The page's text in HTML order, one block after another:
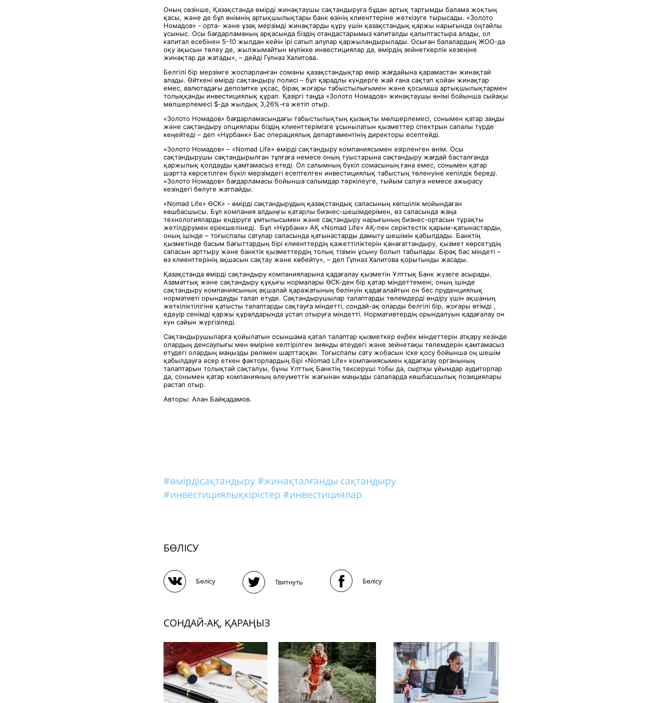
Оның сөзінше, Қазақстанда өмірді жинақтаушы сақтандыруға бұдан артық тартымды балама жоқтың
қасы, және де бұл өнімнің артықшылықтары банк өзінің клиенттеріне жеткізуге тырысады. «Золото
Номадов» - орта- және ұзақ мерзімді жинақтарды құру үшін қазақстандық қаржы нарығында оңтайлы
ұсыныс. Осы бағдарламаның арқасында біздің отандастарымыз капиталды қалыптастыра алады, ол
капитал есебінен 5-10 жылдан кейін ірі сатып алулар қаржыландырылады. Осыған балалардың ЖОО-да
оқу ақысын төлеу де, жылжымайтын мүлікке инвестициялар да, өмірдің зейнеткерлік кезеңіне
жинақтар да жатады», – дейді Гүлназ Халитова.
Белгілі бір мерзімге жоспарланған соманы қазақстандықтар өмір жағдайына қарамастан жинақтай
алады. Өйткені өмірді сақтандыру полисі – бұл қарадлы күндерге жай ғана сақтап қойан жинақтар
емес, валютадағы депозитке ұқсас, бірақ жоғары табыстылығымен және қосымша артықшылықтармен
толыққанды инвестициялық құрал. Қазіргі таңда «Золото Номадов» жинақтаушы өнімі бойынша сыйақы
мөлшерлемесі $-да жылдық 3,26%-ға жетіп отыр.
«Золото Номадов» бағдарламасындағы табыстылықтың қызықты мөлшерлемесі, сонымен қатар заңды
және сақтандыру опциялары біздің клиенттерімізге ұсынылатын қызметтер спектрын сапалы түрде
кеңейтеді – деп «Нұрбанк» Бас операциялық департаментінің директоры есептейді.
«Золото Номадов» – «Nomad Life» өмірді сақтандыру компаниясымен әзірленген өнім. Осы
сақтандырушы сақтандырылған тұлғаға немесе оның туыстарына сақтандыру жағдай басталғанда
қаржылық қолдауды қамтамасыз етеді. Ол салымның бүкіл сомасының ғана емес, сонымен қатар
шартта көрсетілген бүкіл мерзімдегі есептелген инвестициялық табыстың төленуіне кепілдік береді.
«Золото Номадов» бағдарламасы бойынша салымдар тәркілеуге, тыйым салуға немесе ажырасу
кезіндегі бөлуге жатпайды.
«Nomad Life» ӨСК» - өмірді сақтандырудың қазақстандық саласының көпшілік мойындаған
көшбасшысы. Бұл компания алдыңғы қатарлы бизнес-шешімдерімен, өз саласында жаңа
технологияларды ендіруге ұмтылысымен және сақтандыру нарығының бизнес-ортасын тұрақты
жетілдірумен ерекшелінеді. Бұл «Нұрбанк» АҚ «Nomad Life» АҚ-пен серіктестік қарым-қатынастарды,
оның ішінде – тоғыспалы сатулар саласында қатынастарды дамыту шешімін қабылдады. Банктің
қызметінде басым бағыттардың бірі клиенттердің қажеттіліктерін қанағаттандыру, қызмет көрсетудің
сапасын арттыру және банктік қызметтердің толық тізімін ұсыну болып табылады. Бірақ бас міндеті –
өз клиенттерінің ақшасын сақтау және көбейту», – деп Гүлназ Халитова қорытынды жасады.
Қазақстанда өмірді сақтандыру компанияларына қадағалау қызметін Ұлттық Банк жүзеге асырады.
Азаматтық және сақтандыру құқығы нормалары ӨСК-ден бір қатар міндеттемені, оның ішінде
сақтандыру компаниясының ақшалай қаражатының бөлінуін қадағалайтын он бес пруденциялық
нормативті орындауды талап етуде. Сақтандырушылар талаптарды төлемдерді өндіру үшін ақшаның
жеткіліктілігіне қатысты талаптарды сақтауға міндетті, сондай-ақ оларды белгілі бір, жоғары өтімді ,
едәуір сенімді қаржы құралдарында ұстап отыруға міндетті. Нормативтердің орындалуын қадағалау он
күн сайын жүргізіледі.
Сақтандырушыларға қойылатын осыншама қатал талаптар қызметкер еңбек міндеттерін атқару кезінде
олардың денсаулығы мен өміріне келтірілген зиянды өтеудегі және зейнетақы төлемдерін қамтамасыз
етудегі олардың маңызды рөлімен шарттасқан. Тоғыспалы сату жобасын іске қосу бойынша оң шешім
қабылдауға әсер еткен факторлардың бірі «Nomad Life» компаниясымен қадағалау органының
талаптарын толықтай сақталуы, бұны Ұлттық Банктің тексеруші тобы да, сыртқы ұйымдар аудиторлар
да, сонымен қатар компанияның әлеуметтік жағынан маңызды салаларда көшбасшылық позициялары
растап отыр.
Авторы: Алан Байқадамов.
#өмірдісақтандыру#жинақталғанды сақтандыру
#инвестициялықкірістер #инвестициялар
БӨЛІСУ
Бөлісу Твитнуть Бөлісу
СОНДАЙ-АҚ, ҚАРАҢЫЗ